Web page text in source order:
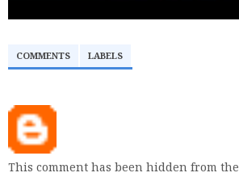
COMMENTS LABELS
This comment has been hidden from the